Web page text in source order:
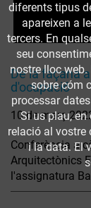
De la façana
d'ocupació
10 de març
Conferència a
Arquitectònics
l'assignatura
diferents tipus
apareixen a
tercers. En
seu
nostre lloc
sobre cóm
processar
Si us plau,
relació al vostre
i la data. El